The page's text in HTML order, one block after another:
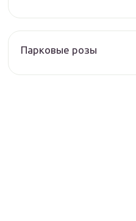
Парковые розы